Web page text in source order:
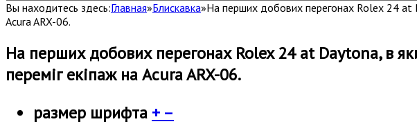
Вы находитесь здесь:Главная»Блискавка»На перших добових перегонах Rolex 24 at
Acura ARX-06.
На перших добових перегонах Rolex 24 at Daytona, в
переміг екіпаж на Acura ARX-06.
размер шрифта + –